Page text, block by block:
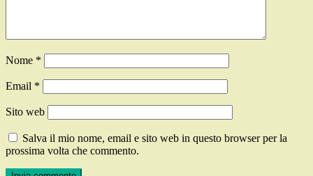
Nome *
Email *
Sito web
Salva il mio nome, email e sito web in questo browser per la
prossima volta che commento.